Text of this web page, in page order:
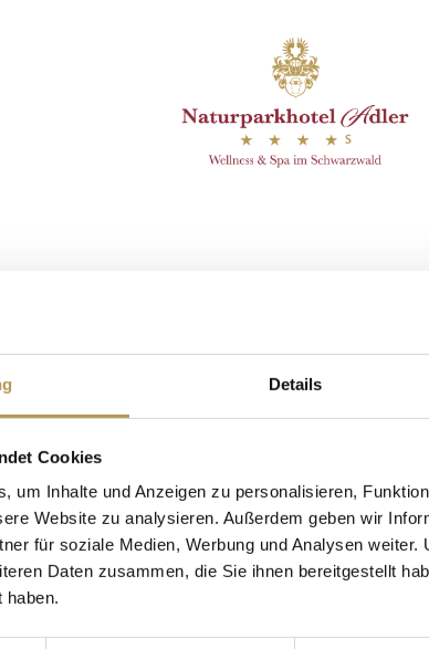
Details
Cookies
um Inhalte und Anzeigen zu personalisieren,
Website zu analysieren. Außerdem geben wir
für soziale Medien, Werbung und Analysen
Daten zusammen, die Sie ihnen bereitgestellt
haben.
Esther
Zum Kalender hinzufügen
DETAILS
28 Juni